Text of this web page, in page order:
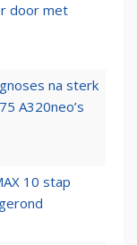
door met
na sterk
A320neo’s
10 stap